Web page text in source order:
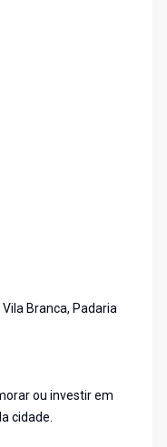
Branca, Padaria
ou investir em
cidade.